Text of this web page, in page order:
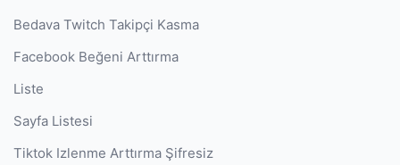
Bedava Twitch Takipçi Kasma
Facebook Beğeni Arttırma
Liste
Sayfa Listesi
Tiktok Izlenme Arttırma Şifresiz